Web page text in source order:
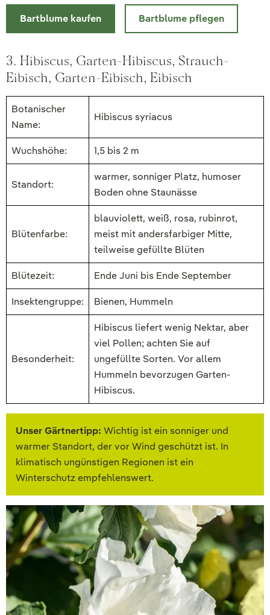
Bartblume kaufen Bartblume pflegen
3. Hibiscus, Garten-Hibiscus, Strauch-
Eibisch, Garten-Eibisch, Eibisch
Botanischer
Name:
Hibiscus syriacus
Wuchshöhe: 1,5 bis 2 m
Standort:
warmer, sonniger Platz, humoser
Boden ohne Staunässe
Blütenfarbe:
blauviolett, weiß, rosa, rubinrot,
meist mit andersfarbiger Mitte,
teilweise gefüllte Blüten
Blütezeit: Ende Juni bis Ende September
Insektengruppe: Bienen, Hummeln
Besonderheit:
Hibiscus liefert wenig Nektar, aber
viel Pollen; achten Sie auf
ungefüllte Sorten. Vor allem
Hummeln bevorzugen Garten-
Hibiscus.
Unser Gärtnertipp: Wichtig ist ein sonniger und
warmer Standort, der vor Wind geschützt ist. In
klimatisch ungünstigen Regionen ist ein
Winterschutz empfehlenswert.